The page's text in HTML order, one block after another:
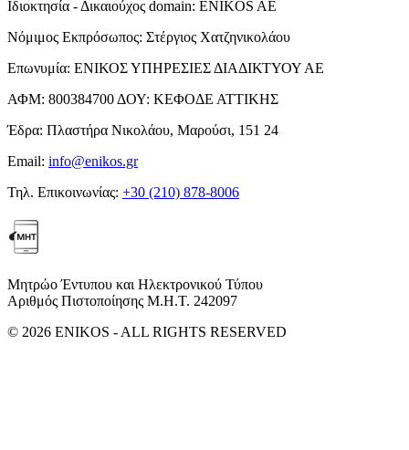
Ιδιοκτησία - Δικαιούχος domain: ENIKOS AE
Νόμιμος Εκπρόσωπος: Στέργιος Χατζηνικολάου
Επωνυμία: ΕΝΙΚΟΣ ΥΠΗΡΕΣΙΕΣ ΔΙΑΔΙΚΤΥΟΥ ΑΕ
ΑΦΜ: 800384700 ΔΟΥ: ΚΕΦΟΔΕ ΑΤΤΙΚΗΣ
Έδρα: Πλαστήρα Νικολάου, Μαρούσι, 151 24
Email: info@enikos.gr
Τηλ. Επικοινωνίας: +30 (210) 878-8006
Μητρώο Έντυπου και Ηλεκτρονικού Τύπου
Αριθμός Πιστοποίησης Μ.Η.Τ. 242097
© 2026 ENIKOS - ALL RIGHTS RESERVED